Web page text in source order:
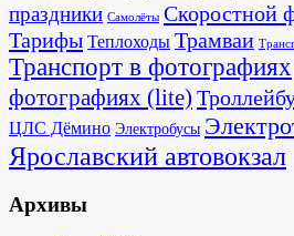
праздники Самолёты Скоростной
Тарифы Теплоходы Трамваи
Транспорт в фотографиях
фотографиях (lite)
ЦЛС Дёмино Электробусы
Ярославский автовокзал
Архивы